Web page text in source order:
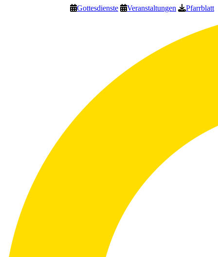
Gottesdienste Veranstaltungen Pfarrblatt